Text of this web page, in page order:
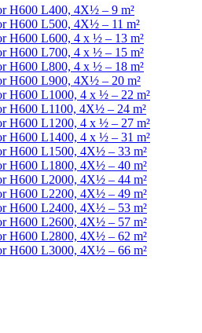
H600 L400, 4X½ – 9 m²
H600 L500, 4X½ – 11 m²
H600 L600, 4 x ½ – 13 m²
H600 L700, 4 x ½ – 15 m²
H600 L800, 4 x ½ – 18 m²
H600 L900, 4X½ – 20 m²
H600 L1000, 4 x ½ – 22 m²
H600 L1100, 4X½ – 24 m²
H600 L1200, 4 x ½ – 27 m²
H600 L1400, 4 x ½ – 31 m²
H600 L1500, 4X½ – 33 m²
H600 L1800, 4X½ – 40 m²
H600 L2000, 4X½ – 44 m²
H600 L2200, 4X½ – 49 m²
H600 L2400, 4X½ – 53 m²
H600 L2600, 4X½ – 57 m²
H600 L2800, 4X½ – 62 m²
H600 L3000, 4X½ – 66 m²